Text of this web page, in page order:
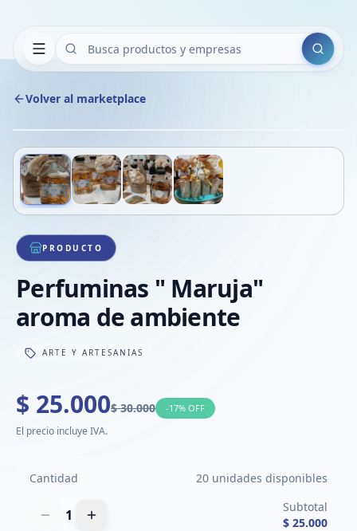
Buscar
Volver al marketplace
1/4
PRODUCTO
Perfuminas " Maruja"
aroma de ambiente
ARTE Y ARTESANIAS
$ 25.000$ 30.000 -17% OFF
El precio incluye IVA.
Cantidad 20 unidades disponibles
1
Subtotal
$ 25.000